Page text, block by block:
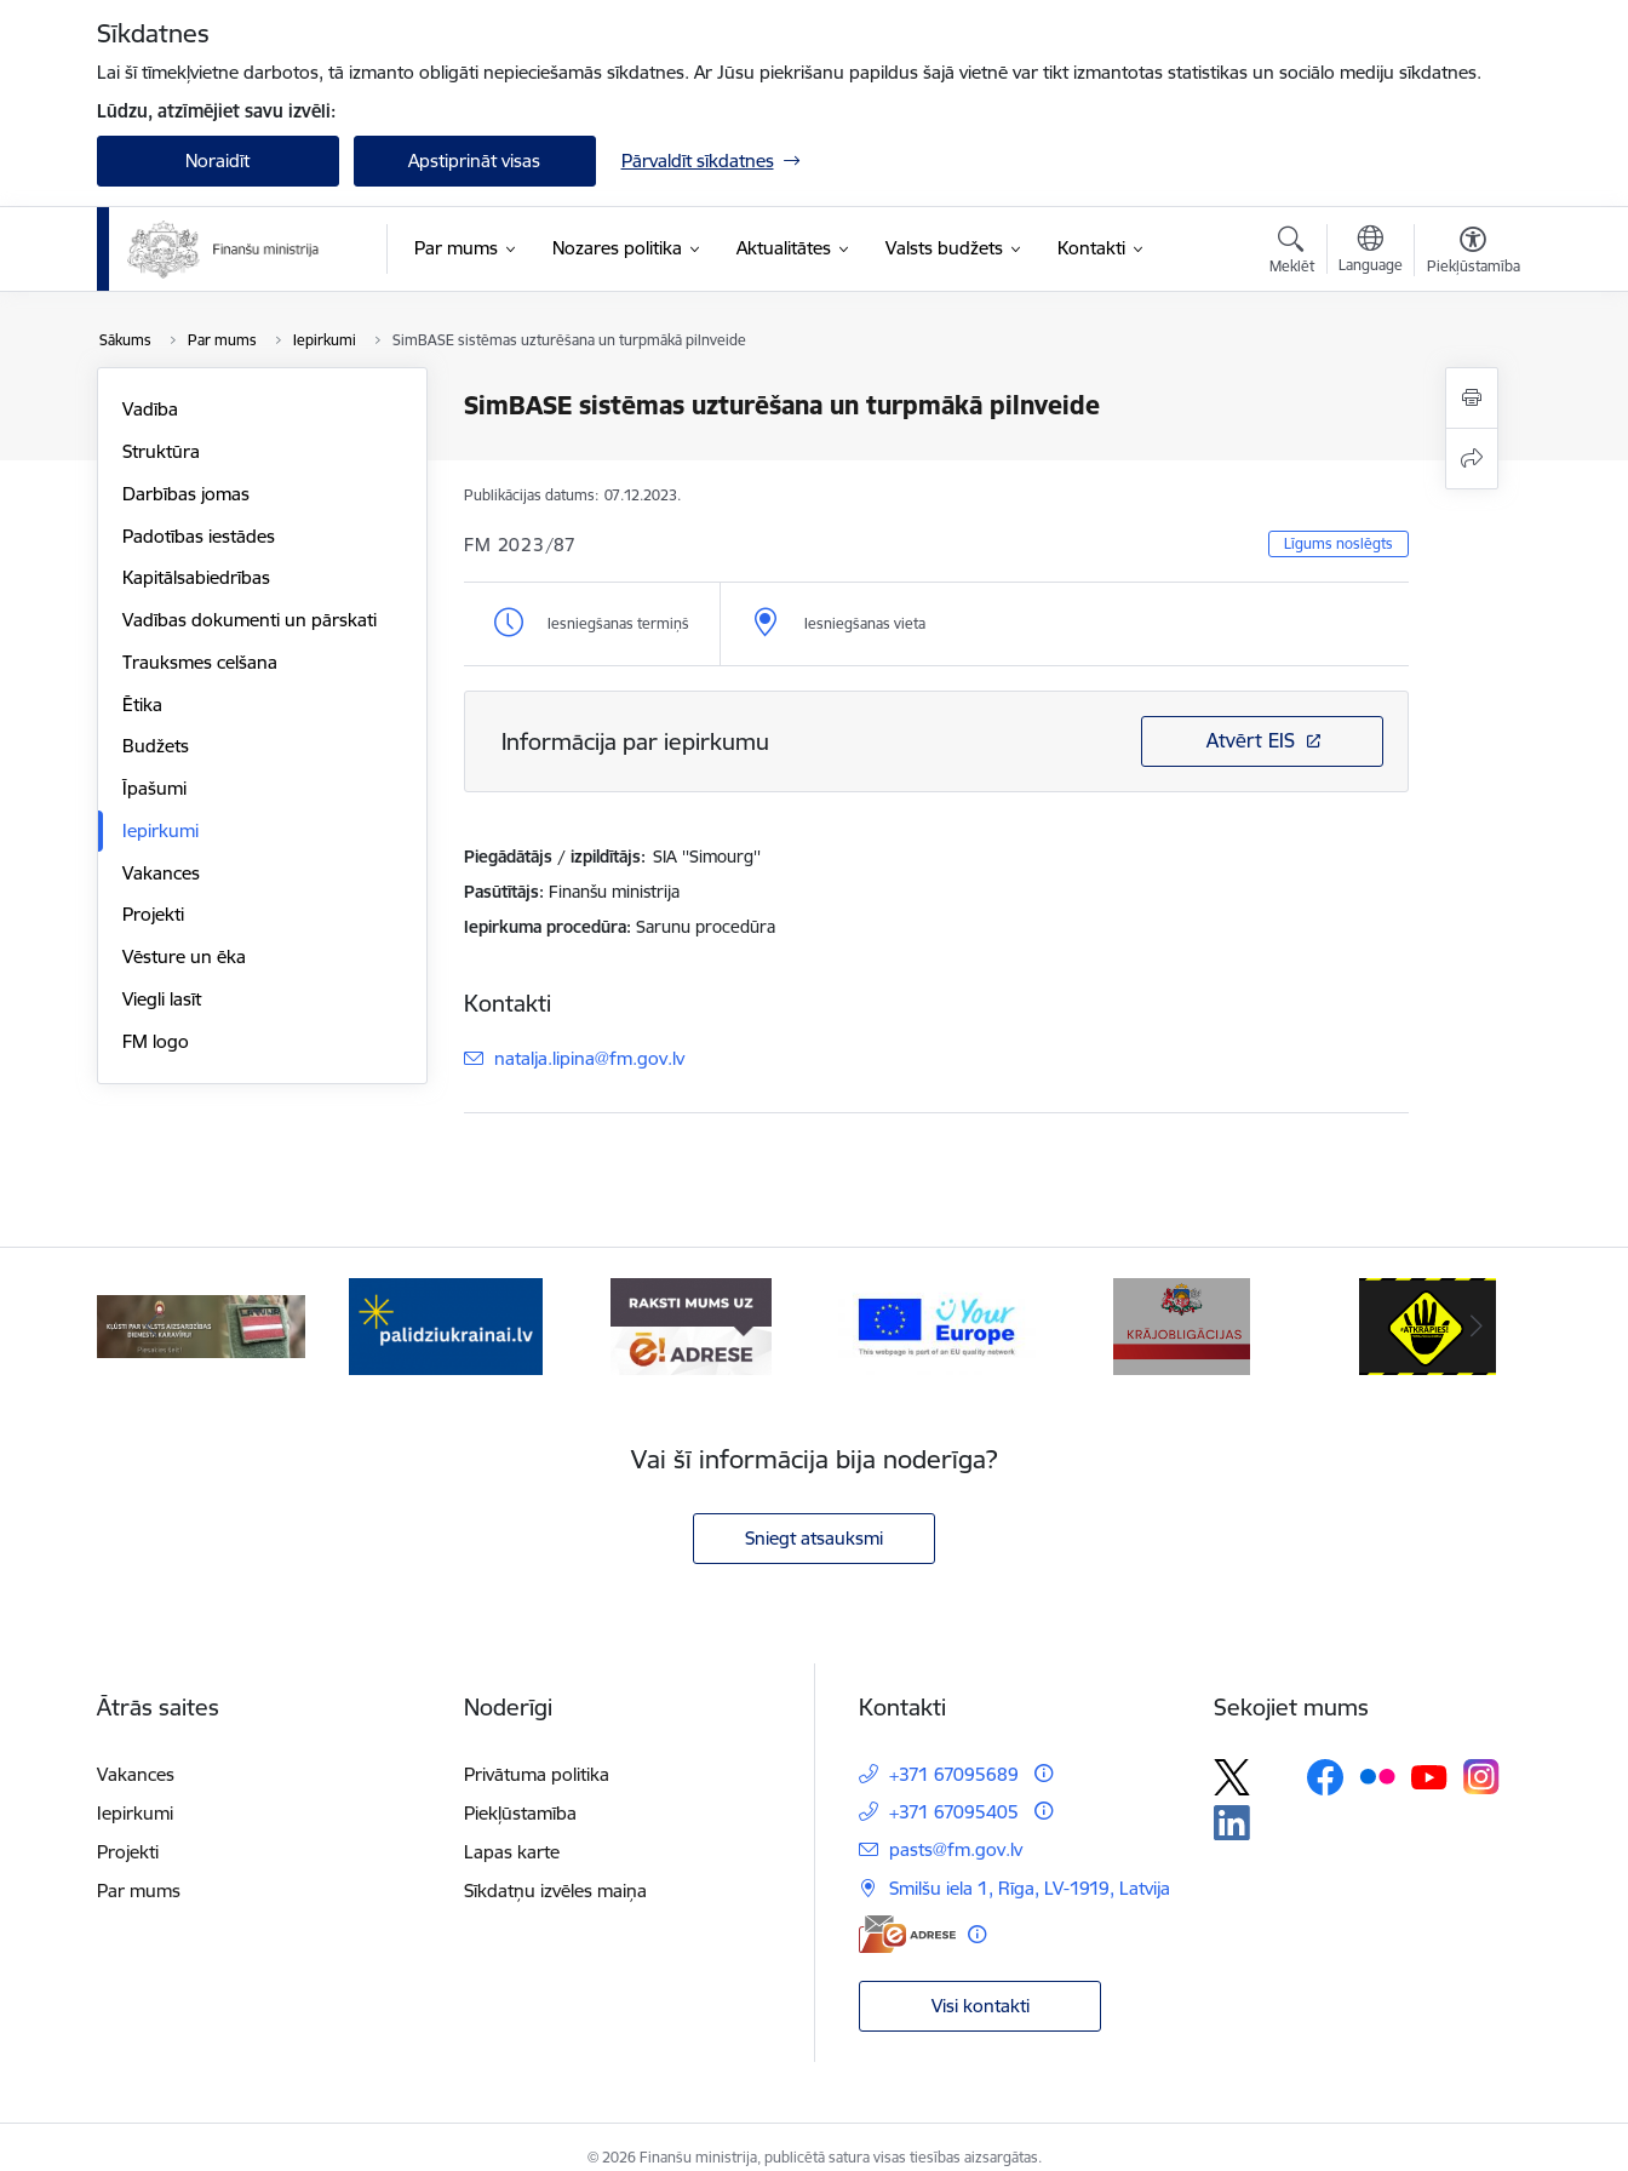
Sīkdatnes
Lai šī tīmekļvietne darbotos, tā izmanto obligāti nepieciešamās sīkdatnes. Ar Jūsu piekrišanu papildus šajā vietnē var tikt izmantotas statistikas un sociālo mediju sīkdatnes.
Lūdzu, atzīmējiet savu izvēli:
Noraidīt Apstiprināt visas Pārvaldīt sīkdatnes
Par mums Nozares politika Aktualitātes Valsts budžets Kontakti
Meklēt Language Piekļūstamība
Sākums Par mums Iepirkumi SimBASE sistēmas uzturēšana un turpmākā pilnveide
SimBASE sistēmas uzturēšana un turpmākā pilnveide
Vadība
Struktūra
Darbības jomas
Padotības iestādes
Kapitālsabiedrības
Vadības dokumenti un pārskati
Trauksmes celšana
Ētika
Budžets
Īpašumi
Iepirkumi
Vakances
Projekti
Vēsture un ēka
Viegli lasīt
FM logo
Publikācijas datums: 07.12.2023.
FM 2023/87 Līgums noslēgts
Iesniegšanas termiņš Iesniegšanas vieta
Informācija par iepirkumu Atvērt EIS
Piegādātājs / izpildītājs: SIA ''Simourg''
Pasūtītājs Finanšu ministrija
Iepirkuma procedūra Sarunu procedūra
Kontakti
E-pasts:
natalja.lipina@fm.gov.lv
Vai šī informācija bija noderīga?
Sniegt atsauksmi
Ātrās saites
Vakances
Iepirkumi
Projekti
Par mums
Noderīgi
Privātuma politika
Piekļūstamība
Lapas karte
Sīkdatņu izvēles maiņa
Kontakti
+371 67095689
+371 67095405
E-pasts:
pasts@fm.gov.lv
Smilšu iela 1, Rīga, LV-1919, Latvija
Visi kontakti
Sekojiet mums
© 2026 Finanšu ministrija, publicētā satura visas tiesības aizsargātas.